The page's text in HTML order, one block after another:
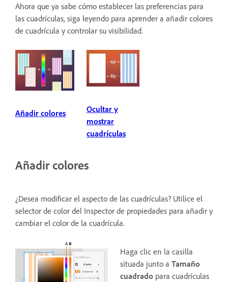
Ahora que ya sabe cómo establecer las preferencias para
las cuadrículas, siga leyendo para aprender a añadir colores
de cuadrícula y controlar su visibilidad.
Añadir colores
Ocultar y
mostrar
cuadrículas
Añadir colores
¿Desea modificar el aspecto de las cuadrículas? Utilice el
selector de color del Inspector de propiedades para añadir y
cambiar el color de la cuadrícula.
Haga clic en la casilla
situada junto a Tamaño
cuadrado para cuadrículas